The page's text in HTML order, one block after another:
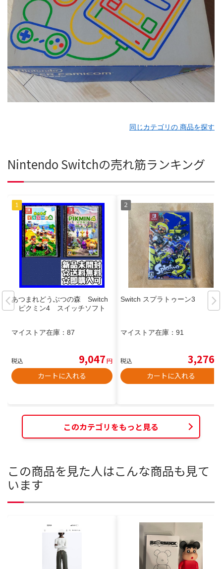
同じカテゴリの 商品を探す
Nintendo Switchの売れ筋ランキング
あつまれどうぶつの森 Switch
ピクミン4 スイッチソフト
マイストア在庫： 87
税込 9,047円
カートに入れる
Switch スプラトゥーン3
マイストア在庫： 91
税込 3,276
カートに入れる
このカテゴリをもっと見る
この商品を見た人はこんな商品も見て
います